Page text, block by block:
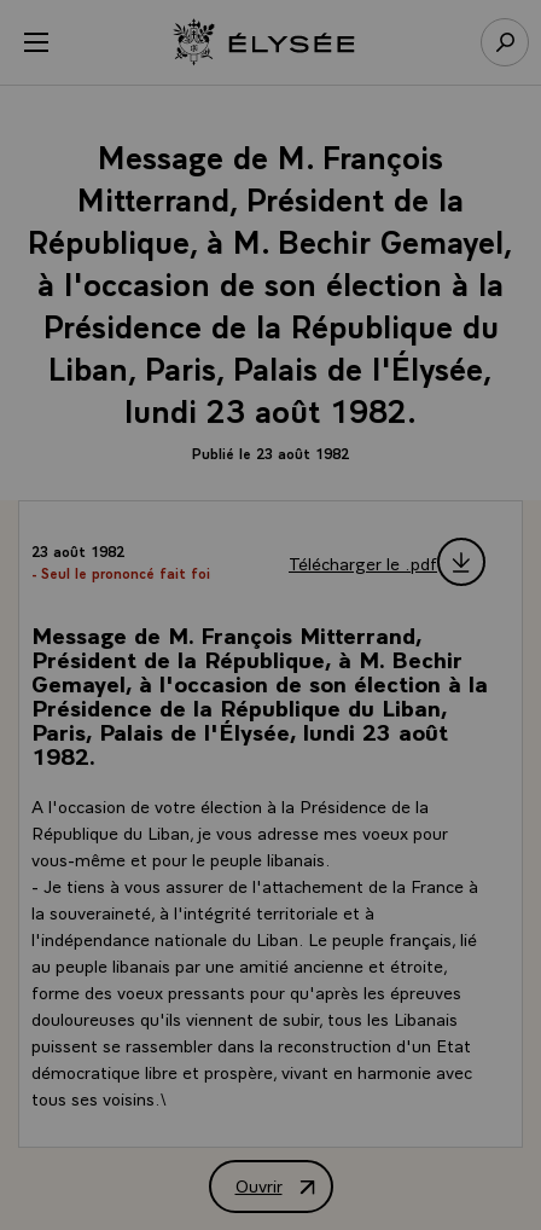
menu Retour à l’accueil Élysée
Message de M. François
Mitterrand, Président de la
République, à M. Bechir Gemayel,
à l'occasion de son élection à la
Présidence de la République du
Liban, Paris, Palais de l'Élysée,
lundi 23 août 1982.
Publié le 23 août 1982
23 août 1982
- Seul le prononcé fait foi
Télécharger le .pdf
Message de M. François Mitterrand,
Président de la République, à M. Bechir
Gemayel, à l'occasion de son élection à la
Présidence de la République du Liban,
Paris, Palais de l'Élysée, lundi 23 août
1982.
A l'occasion de votre élection à la Présidence de la
République du Liban, je vous adresse mes voeux pour
vous-même et pour le peuple libanais.
- Je tiens à vous assurer de l'attachement de la France à
la souveraineté, à l'intégrité territoriale et à
l'indépendance nationale du Liban. Le peuple français, lié
au peuple libanais par une amitié ancienne et étroite,
forme des voeux pressants pour qu'après les épreuves
douloureuses qu'ils viennent de subir, tous les Libanais
puissent se rassembler dans la reconstruction d'un Etat
démocratique libre et prospère, vivant en harmonie avec
tous ses voisins.\
Ouvrir
Message de M. François Mitterrand,
Panneau de gestion des cookies